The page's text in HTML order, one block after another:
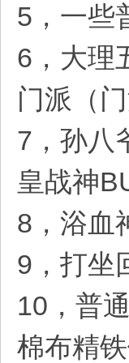
5，一些
6，大理
门派（
7，孙八
皇战神
8，浴血
9，打坐
10，普
棉布精